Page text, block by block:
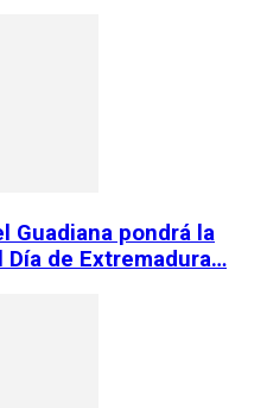
Guadiana pondrá la
Día de Extremadura…